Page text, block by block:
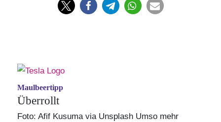
Maulbeertipp
Überrollt
Foto: Afif Kusuma via Unsplash Umso mehr